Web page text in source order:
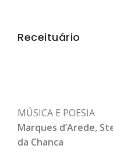
Receituário
MÚSICA E POESIA
Marques d’Arede,
da Chanca